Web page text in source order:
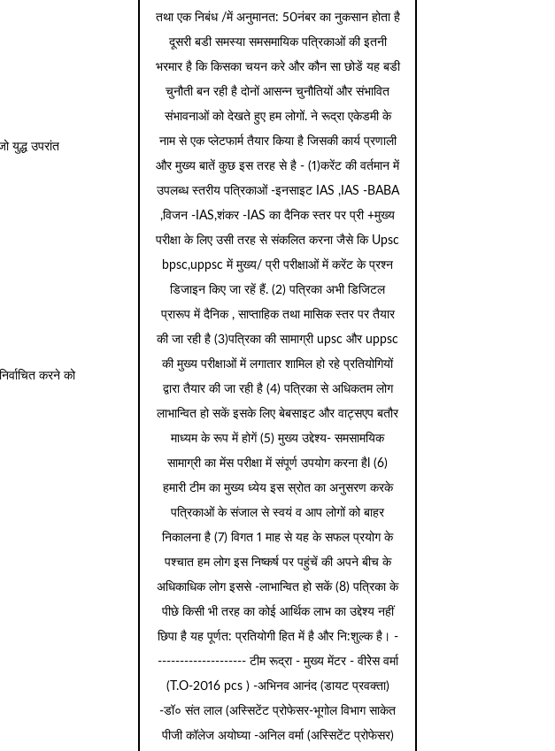
युद्ध उपरांत
करने को
तथा एक निबंध /में अनुमानत: 50नंबर का नुकसान होता है
दूसरी बडी समस्या समसमायिक पत्रिकाओं की इतनी
भरमार है कि किसका चयन करे और कौन सा छोडें यह बडी
चुनौती बन रही है दोनों आसन्न चुनौतियों और संभावित
संभावनाओं को देखते हुए हम लोगों. ने रूद्रा एकेडमी के
नाम से एक प्लेटफार्म तैयार किया है जिसकी कार्य प्रणाली
और मुख्य बातें कुछ इस तरह से है - (1)करेंट की वर्तमान में
उपलब्ध स्तरीय पत्रिकाओं -इनसाइट IAS ,IAS -BABA
,विजन -IAS,शंकर -IAS का दैनिक स्तर पर प्री +मुख्य
परीक्षा के लिए उसी तरह से संकलित करना जैसे कि Upsc
bpsc,uppsc में मुख्य/ प्री परीक्षाओं में करेंट के प्रश्न
डिजाइन किए जा रहें हैं. (2) पत्रिका अभी डिजिटल
प्रारूप में दैनिक , साप्ताहिक तथा मासिक स्तर पर तैयार
की जा रही है (3)पत्रिका की सामाग्री upsc और uppsc
की मुख्य परीक्षाओं में लगातार शामिल हो रहे प्रतियोगियों
द्वारा तैयार की जा रही है (4) पत्रिका से अधिकतम लोग
लाभान्वित हो सकें इसके लिए बेबसाइट और वाट्सएप बतौर
माध्यम के रूप में होगें (5) मुख्य उद्देश्य- समसामयिक
सामाग्री का मेंस परीक्षा में संपूर्ण उपयोग करना हैl (6)
हमारी टीम का मुख्य ध्येय इस स्रोत का अनुसरण करके
पत्रिकाओं के संजाल से स्वयं व आप लोगों को बाहर
निकालना है (7) विगत 1 माह से यह के सफल प्रयोग के
पश्चात हम लोग इस निष्कर्ष पर पहुंचें की अपने बीच के
अधिकाधिक लोग इससे -लाभान्वित हो सकें (8) पत्रिका के
पीछे किसी भी तरह का कोई आर्थिक लाभ का उद्देश्य नहीं
छिपा है यह पूर्णत: प्रतियोगी हित में है और नि:शुल्क है। -
-------------------- टीम रूद्रा - मुख्य मेंटर - वीरेेस वर्मा
(T.O-2016 pcs ) -अभिनव आनंद (डायट प्रवक्ता)
-डॉ० संत लाल (अस्सिटेंट प्रोफेसर-भूगोल विभाग साकेत
पीजी कॉलेज अयोघ्या -अनिल वर्मा (अस्सिटेंट प्रोफेसर)